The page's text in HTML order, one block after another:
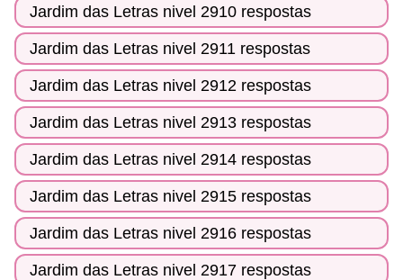
Jardim das Letras nivel 2910 respostas
Jardim das Letras nivel 2911 respostas
Jardim das Letras nivel 2912 respostas
Jardim das Letras nivel 2913 respostas
Jardim das Letras nivel 2914 respostas
Jardim das Letras nivel 2915 respostas
Jardim das Letras nivel 2916 respostas
Jardim das Letras nivel 2917 respostas